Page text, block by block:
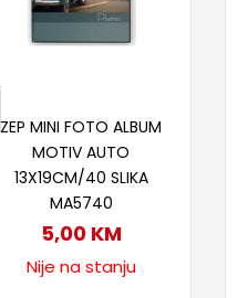
ZEP MINI FOTO ALBUM
MOTIV AUTO
13X19CM/40 SLIKA
MA5740
5,00 KM
Nije na stanju